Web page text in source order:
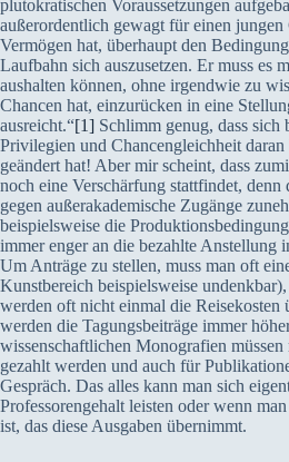
plutokratischen Voraussetzungen
außerordentlich gewagt für einen
Vermögen hat, überhaupt den
Laufbahn sich auszusetzen. Er muss es
aushalten können, ohne irgendwie zu
Chancen hat, einzurücken in eine
ausreicht.“[1] Schlimm genug, dass
Privilegien und Chancengleichheit daran
geändert hat! Aber mir scheint, dass
noch eine Verschärfung stattfindet, denn
gegen außerakademische Zugänge
beispielsweise die
immer enger an die bezahlte Anstellung
Um Anträge zu stellen, muss man oft
Kunstbereich beispielsweise
werden oft nicht einmal die Reisekosten
werden die Tagungsbeiträge immer
wissenschaftlichen Monografien
gezahlt werden und auch für
Gespräch. Das alles kann man sich
Professorengehalt leisten oder wenn
ist, das diese Ausgaben übernimmt.